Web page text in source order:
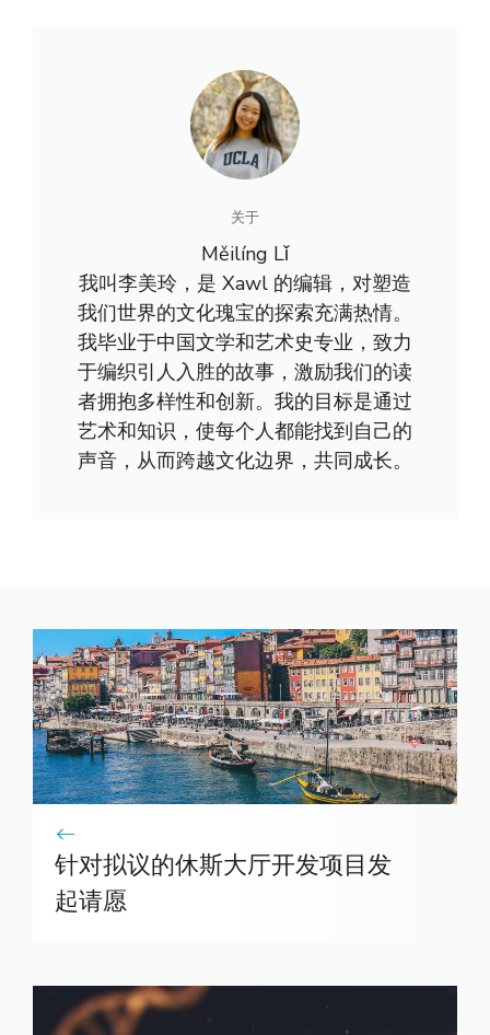
关于
Měilíng Lǐ
我叫李美玲，是 Xawl 的编辑，对塑造
我们世界的文化瑰宝的探索充满热情。
我毕业于中国文学和艺术史专业，致力
于编织引人入胜的故事，激励我们的读
者拥抱多样性和创新。我的目标是通过
艺术和知识，使每个人都能找到自己的
声音，从而跨越文化边界，共同成长。
针对拟议的休斯大厅开发项目发
起请愿